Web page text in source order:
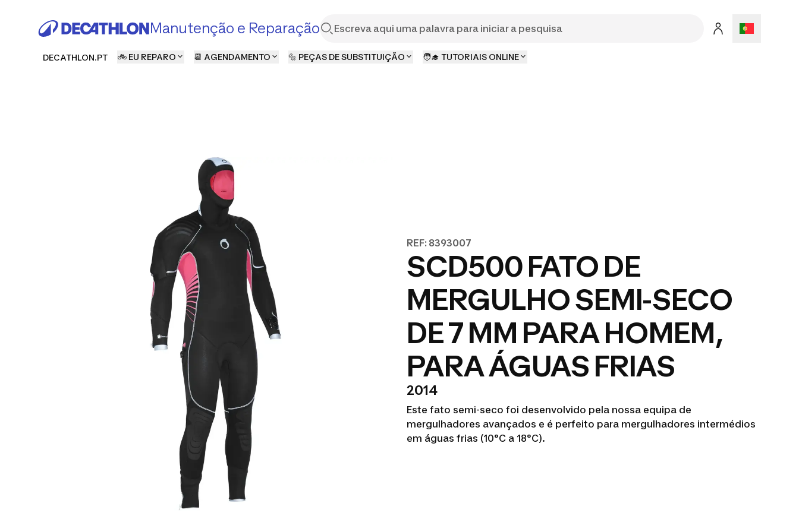
Manutenção e Reparação
DECATHLON.PT 🚲 EU REPARO 📆 AGENDAMENTO 🔩 PEÇAS DE SUBSTITUIÇÃO 🧑‍🎓 TUTORIAIS ONLINE
REF: 8393007
SCD500 FATO DE
MERGULHO SEMI-SECO
DE 7 MM PARA HOMEM,
PARA ÁGUAS FRIAS
2014
Este fato semi-seco foi desenvolvido pela nossa equipa de
mergulhadores avançados e é perfeito para mergulhadores intermédios
em águas frias (10°C a 18°C).